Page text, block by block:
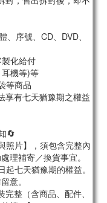
序號、CD、DVD、
化給付
機等)等
等商品
享有七天猶豫期之權益
🔄
照片】，須包含完整內
理補寄／換貨事宜。
七天猶豫期的權益。
意。
整（含商品、配件、